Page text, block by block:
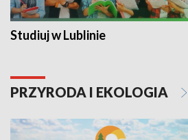
Studiuj w Lublinie
PRZYRODA I EKOLOGIA